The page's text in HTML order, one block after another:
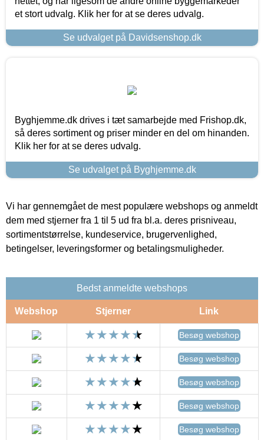
et stort udvalg. Klik her for at se deres udvalg.
Se udvalget på Davidsenshop.dk
Byghjemme.dk drives i tæt samarbejde med Frishop.dk,
så deres sortiment og priser minder en del om hinanden.
Klik her for at se deres udvalg.
Se udvalget på Byghjemme.dk
Vi har gennemgået de mest populære webshops og anmeldt
dem med stjerner fra 1 til 5 ud fra bl.a. deres prisniveau,
sortimentstørrelse, kundeservice, brugervenlighed,
betingelser, leveringsformer og betalingsmuligheder.
Bedst anmeldte webshops
Webshop Stjerner Link
Besøg webshop
Besøg webshop
Besøg webshop
Besøg webshop
Besøg webshop